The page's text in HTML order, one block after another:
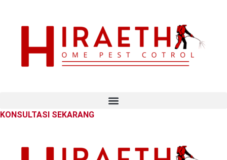
KONSULTASI SEKARANG